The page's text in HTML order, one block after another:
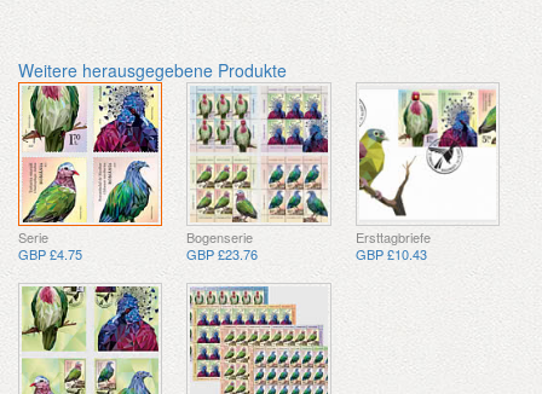
Weitere herausgegebene Produkte
Serie
GBP £4.75
Bogenserie
GBP £23.76
Ersttagbriefe
GBP £10.43